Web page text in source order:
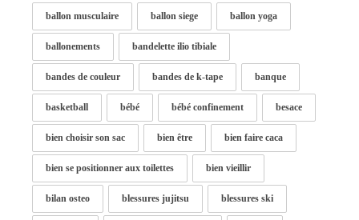
ballon musculaire ballon siege ballon yoga
ballonements bandelette ilio tibiale
bandes de couleur bandes de k-tape banque
basketball bébé bébé confinement besace
bien choisir son sac bien être bien faire caca
bien se positionner aux toilettes bien vieillir
bilan osteo blessures jujitsu blessures ski